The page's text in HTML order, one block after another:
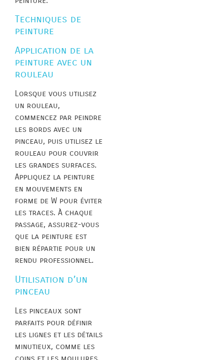
Techniques de
peinture
Application de la
peinture avec un
rouleau
Lorsque vous utilisez
un rouleau,
commencez par peindre
les bords avec un
pinceau, puis utilisez le
rouleau pour couvrir
les grandes surfaces.
Appliquez la peinture
en mouvements en
forme de W pour éviter
les traces. À chaque
passage, assurez-vous
que la peinture est
bien répartie pour un
rendu professionnel.
Utilisation d’un
pinceau
Les pinceaux sont
parfaits pour définir
les lignes et les détails
minutieux, comme les